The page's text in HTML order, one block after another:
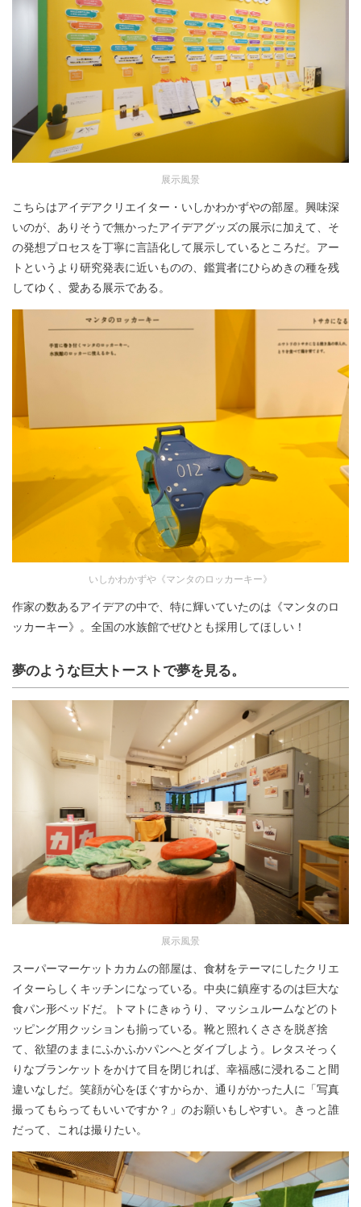
展示風景
こちらはアイデアクリエイター・いしかわかずやの部屋。興味深
いのが、ありそうで無かったアイデアグッズの展示に加えて、そ
の発想プロセスを丁寧に言語化して展示しているところだ。アー
トというより研究発表に近いものの、鑑賞者にひらめきの種を残
してゆく、愛ある展示である。
いしかわかずや《マンタのロッカーキー》
作家の数あるアイデアの中で、特に輝いていたのは《マンタのロ
ッカーキー》。全国の水族館でぜひとも採用してほしい！
夢のような巨大トーストで夢を見る。
展示風景
スーパーマーケットカカムの部屋は、食材をテーマにしたクリエ
イターらしくキッチンになっている。中央に鎮座するのは巨大な
食パン形ベッドだ。トマトにきゅうり、マッシュルームなどのト
ッピング用クッションも揃っている。靴と照れくささを脱ぎ捨
て、欲望のままにふかふかパンへとダイブしよう。レタスそっく
りなブランケットをかけて目を閉じれば、幸福感に浸れること間
違いなしだ。笑顔が心をほぐすからか、通りがかった人に「写真
撮ってもらってもいいですか？」のお願いもしやすい。きっと誰
だって、これは撮りたい。